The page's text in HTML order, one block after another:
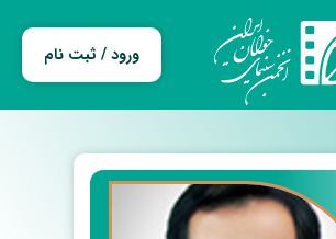
ورود / ثبت نام